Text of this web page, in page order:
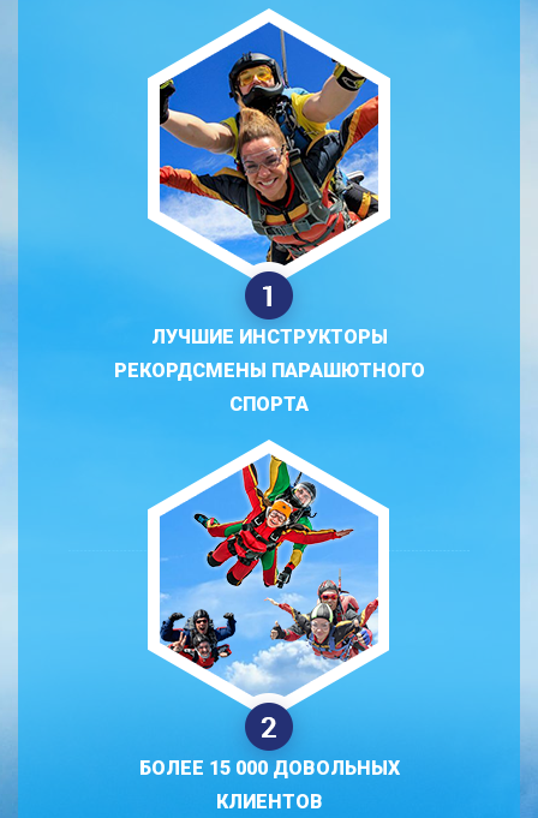
ЛУЧШИЕ ИНСТРУКТОРЫ
РЕКОРДСМЕНЫ ПАРАШЮТНОГО
СПОРТА
БОЛЕЕ 15 000 ДОВОЛЬНЫХ
КЛИЕНТОВ